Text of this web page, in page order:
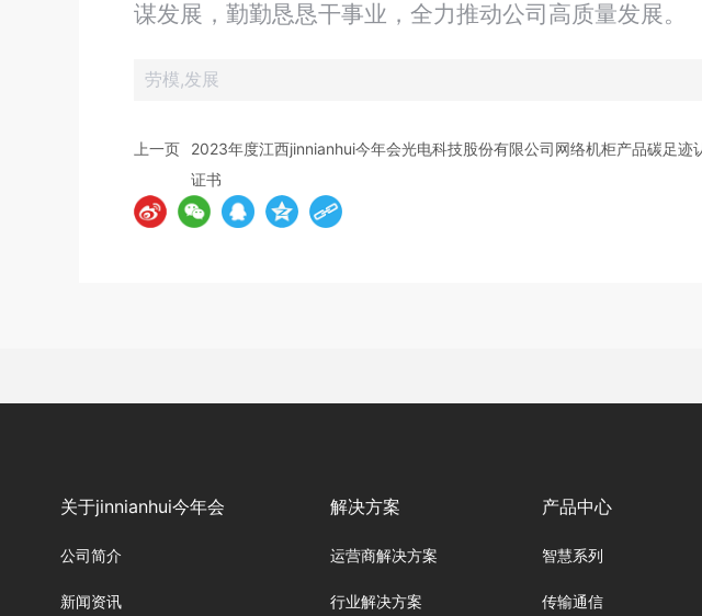
谋发展 ，勤勤恳恳干事业，全力推动公司高质量发展。
劳模,发展
上一页
2023年度江西jinnianhui今年会光电科技股份有限公司网络机柜产品碳足迹
证书
关于jinnianhui今年会
公司简介
新闻资讯
解决方案
运营商解决方案
行业解决方案
产品中心
智慧系列
传输通信